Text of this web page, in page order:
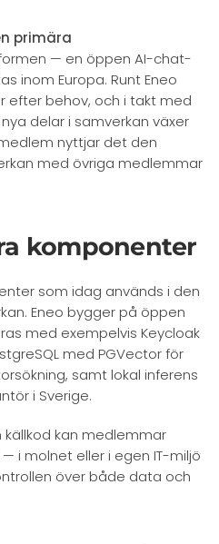
primära
— en öppen AI-chat-
inom Europa. Runt Eneo
efter behov, och i takt med
delar i samverkan växer
nyttjar det den
med övriga medlemmar
komponenter
som idag används i den
Eneo bygger på öppen
med exempelvis Keycloak
med PGVector för
samt lokal inferens
i Sverige.
kan medlemmar
i molnet eller i egen IT-miljö
över både data och